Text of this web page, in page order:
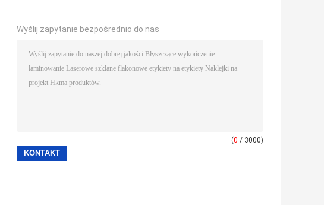
Wyślij zapytanie bezpośrednio do nas
(0 / 3000)